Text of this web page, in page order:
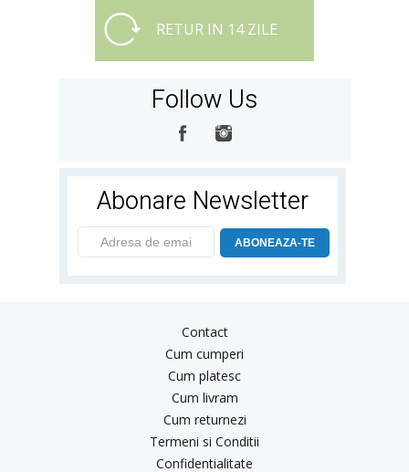
RETUR IN 14 ZILE
Follow Us
Abonare Newsletter
ABONEAZA-TE
Contact
Cum cumperi
Cum platesc
Cum livram
Cum returnezi
Termeni si Conditii
Confidentialitate